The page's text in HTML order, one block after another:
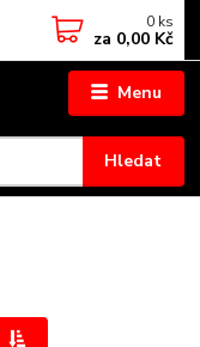
Menu
Hledat
0 ks
za 0,00 Kč